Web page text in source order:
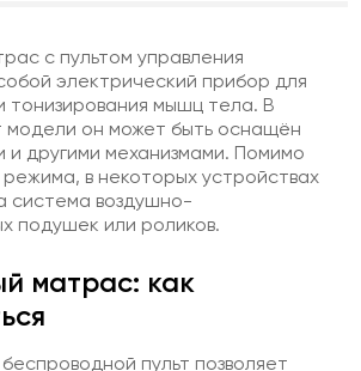
с пультом управления
электрический прибор для
тонизирования мышц тела. В
модели он может быть оснащён
и другими механизмами. Помимо
в некоторых устройствах
система воздушно-
подушек или роликов.
матрас: как
пульт позволяет